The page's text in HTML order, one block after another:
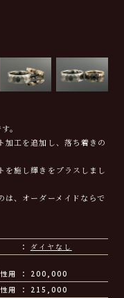
。
加工を追加し、落ち着きの
を施し輝きをプラスしまし
は、オーダーメイドならで
ダイヤなし
用
200,000
用
215,000